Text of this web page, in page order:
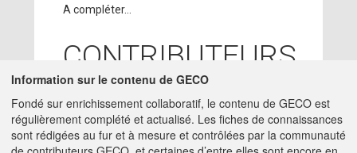
A compléter...
CONTRIBUTEURS
SUZANNE
BLOCAILLE- ACTA
charge-etude -
SUZANNE.BLOCAILLE@ACTA.ASSO.FR
Information sur le contenu de GECO
Fondé sur enrichissement collaboratif, le contenu de GECO est
régulièrement complété et actualisé. Les fiches de connaissances
sont rédigées au fur et à mesure et contrôlées par la communauté